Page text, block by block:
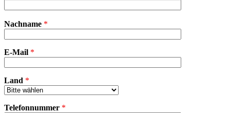
lasse
leer.
Nachname *
E-Mail *
Land *
Telefonnummer *